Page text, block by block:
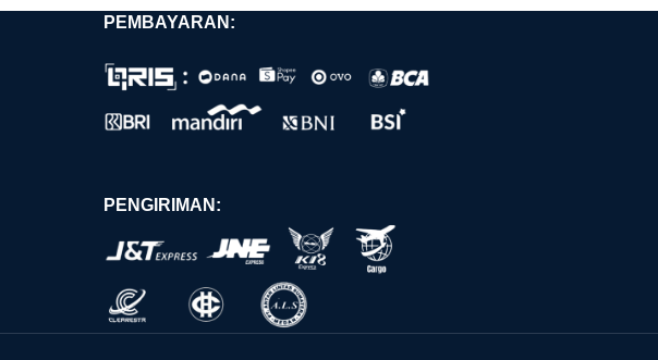
PEMBAYARAN:
PENGIRIMAN: